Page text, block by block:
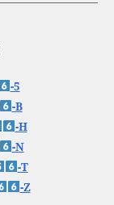
-5
-B
-H
-N
-T
-Z